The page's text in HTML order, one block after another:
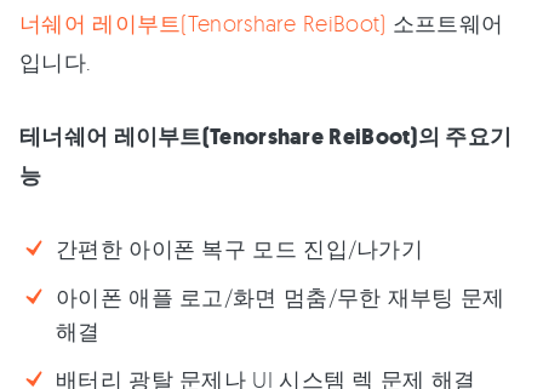
너쉐어 레이부트(Tenorshare ReiBoot) 소프트웨어
입니다.
테너쉐어 레이부트(Tenorshare ReiBoot)의 주요기
능
간편한 아이폰 복구 모드 진입/나가기
아이폰 애플 로고/화면 멈춤/무한 재부팅 문제
해결
배터리 광탈 문제나 UI 시스템 렉 문제 해결